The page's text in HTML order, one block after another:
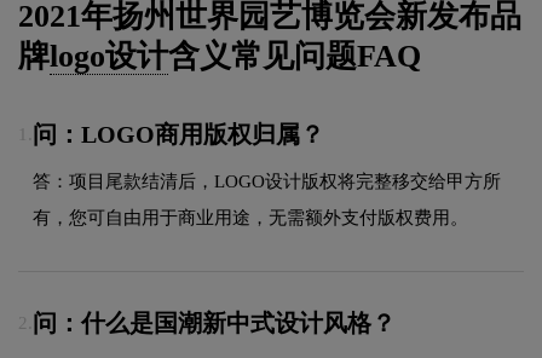
2021年扬州世界园艺博览会新发布品
牌logo设计含义常见问题FAQ
问：LOGO商用版权归属？
答：项目尾款结清后，LOGO设计版权将完整移交给甲方所
有，您可自由用于商业用途，无需额外支付版权费用。
2. 问：什么是国潮新中式设计风格？